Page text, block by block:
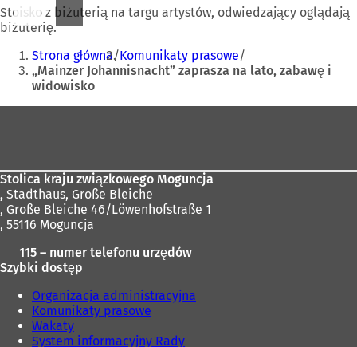
Stoisko z biżuterią na targu artystów, odwiedzający oglądają
biżuterię.
Jesteś
tutaj:
Strona główna Komunikaty prasowe
„Mainzer Johannisnacht” zaprasza na lato, zabawę i
widowisko
Stolica kraju związkowego Moguncja
, Stadthaus, Große Bleiche
, Große Bleiche 46/Löwenhofstraße 1
, 55116 Moguncja
115 – numer telefonu urzędów
Szybki dostęp
Organizacja administracyjna
Komunikaty prasowe
Wakaty
System informacyjny Rady